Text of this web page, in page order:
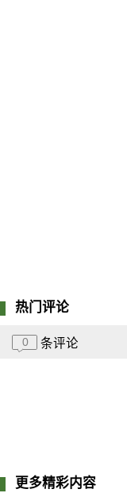
热门评论
0 条评论
更多精彩内容